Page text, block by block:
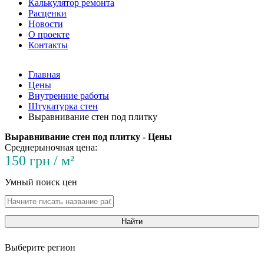
Калькулятор ремонта
Расценки
Новости
О проекте
Контакты
Главная
Цены
Внутренние работы
Штукатурка стен
Выравнивание стен под плитку
Выравнивание стен под плитку - Цены
Среднерыночная цена:
150 грн / м²
Умный поиск цен
Найти
Выберите регион